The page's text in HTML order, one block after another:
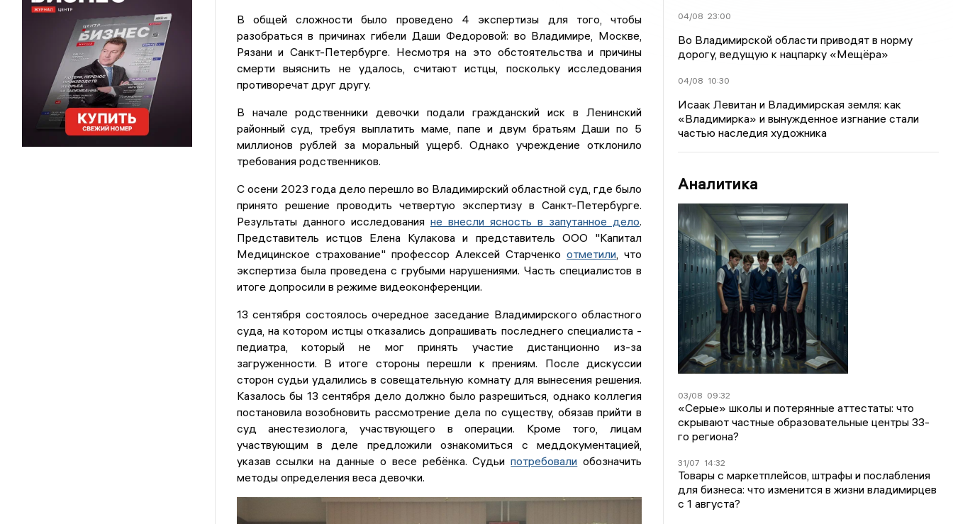
В общей сложности было проведено 4 экспертизы для того, чтобы
разобраться в причинах гибели Даши Федоровой: во Владимире, Москве,
Рязани и Санкт-Петербурге. Несмотря на это обстоятельства и причины
смерти выяснить не удалось, считают истцы, поскольку исследования
противоречат друг другу.
В начале родственники девочки подали гражданский иск в Ленинский
районный суд, требуя выплатить маме, папе и двум братьям Даши по 5
миллионов рублей за моральный ущерб. Однако учреждение отклонило
требования родственников.
С осени 2023 года дело перешло во Владимирский областной суд, где было
принято решение проводить четвертую экспертизу в Санкт-Петербурге.
Результаты данного исследования не внесли ясность в запутанное дело.
Представитель истцов Елена Кулакова и представитель ООО "Капитал
Медицинское страхование" профессор Алексей Старченкоотметили, что
экспертиза была проведена с грубыми нарушениями. Часть специалистов в
итоге допросили в режиме видеоконференции.
13 сентября состоялось очередное заседание Владимирского областного
суда, на котором истцы отказались допрашивать последнего специалиста -
педиатра, который не мог принять участие дистанционно из-за
загруженности. В итоге стороны перешли к прениям. После дискуссии
сторон судьи удалились в совещательную комнату для вынесения решения.
Казалось бы 13 сентября дело должно было разрешиться, однако коллегия
постановила возобновить рассмотрение дела по существу, обязав прийти в
суд анестезиолога, участвующего в операции. Кроме того, лицам
участвующим в деле предложили ознакомиться с меддокументацией,
указав ссылки на данные о весе ребёнка. Судьипотребовали обозначить
методы определения веса девочки.
04/08 23:00
Во Владимирской области приводят в норму
дорогу, ведущую к нацпарку «Мещёра»
04/08 10:30
Исаак Левитан и Владимирская земля: как
«Владимирка» и вынужденное изгнание стали
частью наследия художника
Аналитика
03/08 09:32
«Серые» школы и потерянные аттестаты: что
скрывают частные образовательные центры 33-
го региона?
31/07 14:32
Товары с маркетплейсов, штрафы и послабления
для бизнеса: что изменится в жизни владимирцев
с 1 августа?